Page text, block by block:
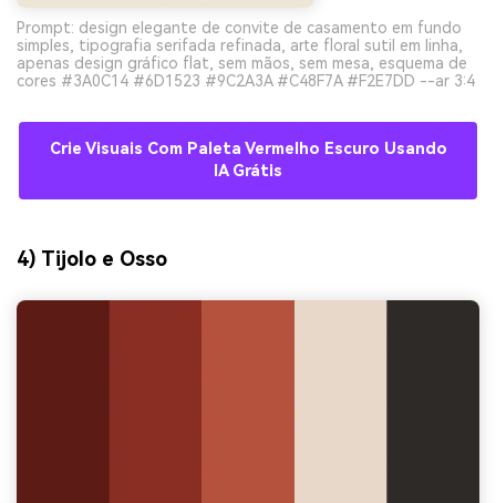
Prompt: design elegante de convite de casamento em fundo
simples, tipografia serifada refinada, arte floral sutil em linha,
apenas design gráfico flat, sem mãos, sem mesa, esquema de
cores #3A0C14 #6D1523 #9C2A3A #C48F7A #F2E7DD --ar 3:4
Crie Visuais Com Paleta Vermelho Escuro Usando
IA Grátis
4) Tijolo e Osso